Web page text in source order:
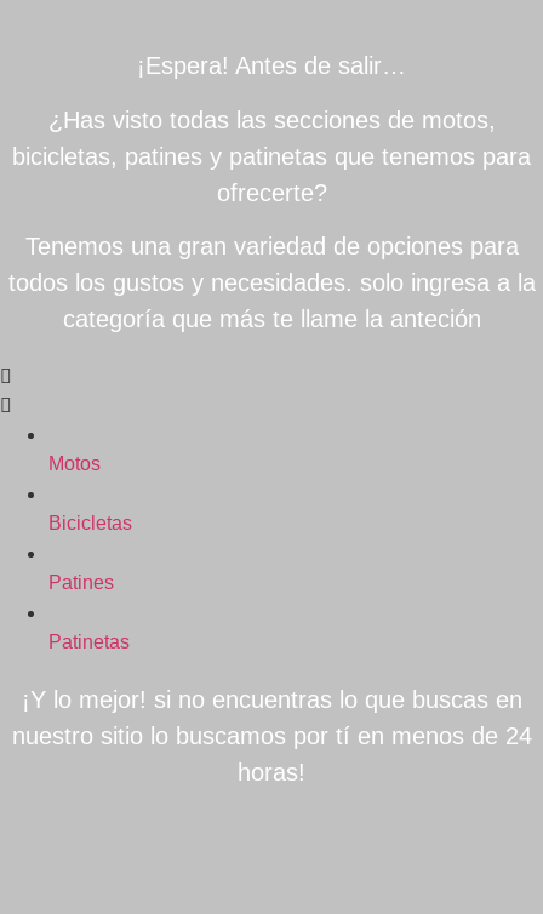
¡Espera! Antes de salir…
¿Has visto todas las secciones de motos,
bicicletas, patines y patinetas que tenemos para
ofrecerte?
Tenemos una gran variedad de opciones para
todos los gustos y necesidades. solo ingresa a la
categoría que más te llame la anteción
Motos
Bicicletas
Patines
Patinetas
¡Y lo mejor! si no encuentras lo que buscas en
nuestro sitio lo buscamos por tí en menos de 24
horas!